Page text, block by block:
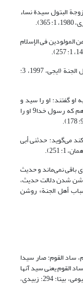
البتول سیدة نساء
فی الإسلام
9. قاضی عضدالدین ایجی: هما سیدا شباب أهل الجنة (ایجی، 1997، 3:
یا سیدی». به او گفتند: او را سید و
سرور خود خطاب کردی؟! گفت: شهادت می دهم که رسول خدا9 او را
می‌کند می‌گوید: حدثنی أبی
نمی‌ماند و حدیث
شدن دلالت حدیث،
أهل الجنة» روشن
ساد القوم: صار سیدا
القوم یعنی سید آنها
و مسلط بر آنها شد (شرتونی، 1403، 2: 742؛ فیومی، بی‏تا: 294؛ زبیدی،